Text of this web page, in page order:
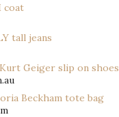
coat
tall jeans
Geiger slip on shoes
Beckham tote bag